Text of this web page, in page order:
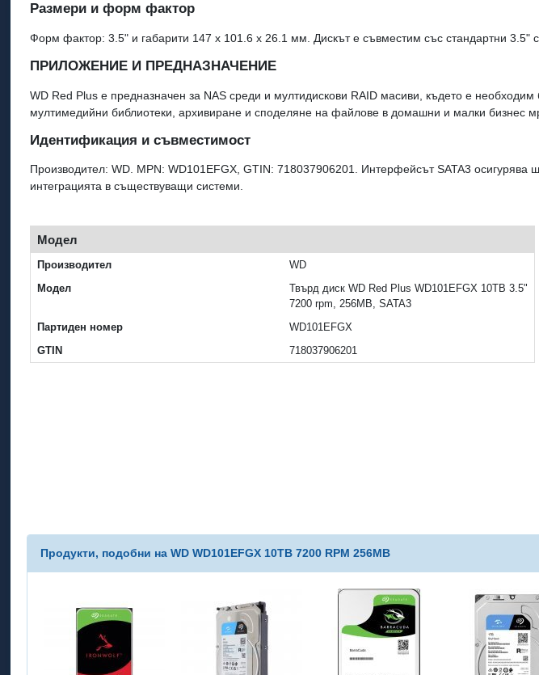
Размери и форм фактор
Форм фактор: 3.5" и габарити 147 x 101.6 x 26.1 мм. Дискът е съвместим със стандартни 3.5"
ПРИЛОЖЕНИЕ И ПРЕДНАЗНАЧЕНИЕ
WD Red Plus е предназначен за NAS среди и мултидискови RAID масиви, където е
мултимедийни библиотеки, архивиране и споделяне на файлове в домашни и малки бизнес
Идентификация и съвместимост
Производител: WD. MPN: WD101EFGX, GTIN: 718037906201. Интерфейсът SATA3 осигурява
интеграцията в съществуващи системи.
Модел
Производител
WD
Модел
Твърд диск WD Red Plus WD101EFGX 10TB 3.5"
7200 rpm, 256MB, SATA3
Партиден номер
WD101EFGX
GTIN
718037906201
Продукти, подобни на WD WD101EFGX 10TB 7200 RPM 256MB